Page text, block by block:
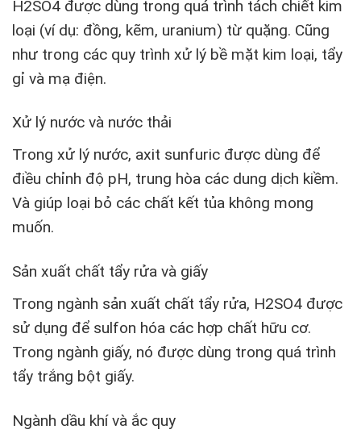
H2SO4 được dùng trong quá trình tách chiết kim
loại (ví dụ: đồng, kẽm, uranium) từ quặng. Cũng
như trong các quy trình xử lý bề mặt kim loại, tẩy
gỉ và mạ điện.
Xử lý nước và nước thải
Trong xử lý nước, axit sunfuric được dùng để
điều chỉnh độ pH, trung hòa các dung dịch kiềm.
Và giúp loại bỏ các chất kết tủa không mong
muốn.
Sản xuất chất tẩy rửa và giấy
Trong ngành sản xuất chất tẩy rửa, H2SO4 được
sử dụng để sulfon hóa các hợp chất hữu cơ.
Trong ngành giấy, nó được dùng trong quá trình
tẩy trắng bột giấy.
Ngành dầu khí và ắc quy